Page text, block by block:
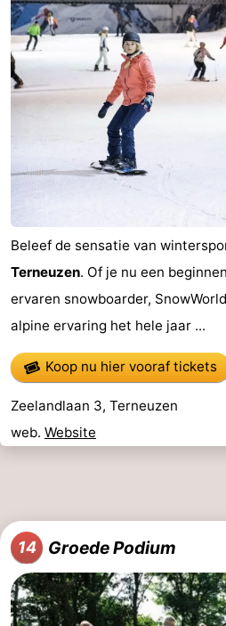
Beleef de sensatie van
Terneuzen. Of je nu een
ervaren snowboarder,
alpine ervaring het hele jaar ...
Koop nu hier vooraf tickets
Zeelandlaan 3, Terneuzen
web. Website
14 Groede Podium